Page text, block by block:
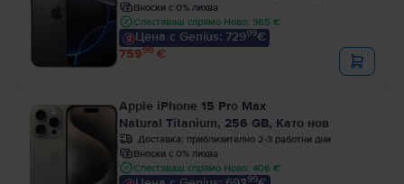
Вноски с 0% лихва
Спестяваш спрямо Ново: 365 €
Цена с Genius: 72999€
75999 €
Apple iPhone 15 Pro Max
Natural Titanium, 256 GB, Като нов
Доставка: приблизително 2-3 работни дни
Вноски с 0% лихва
Спестяваш спрямо Ново: 406 €
99